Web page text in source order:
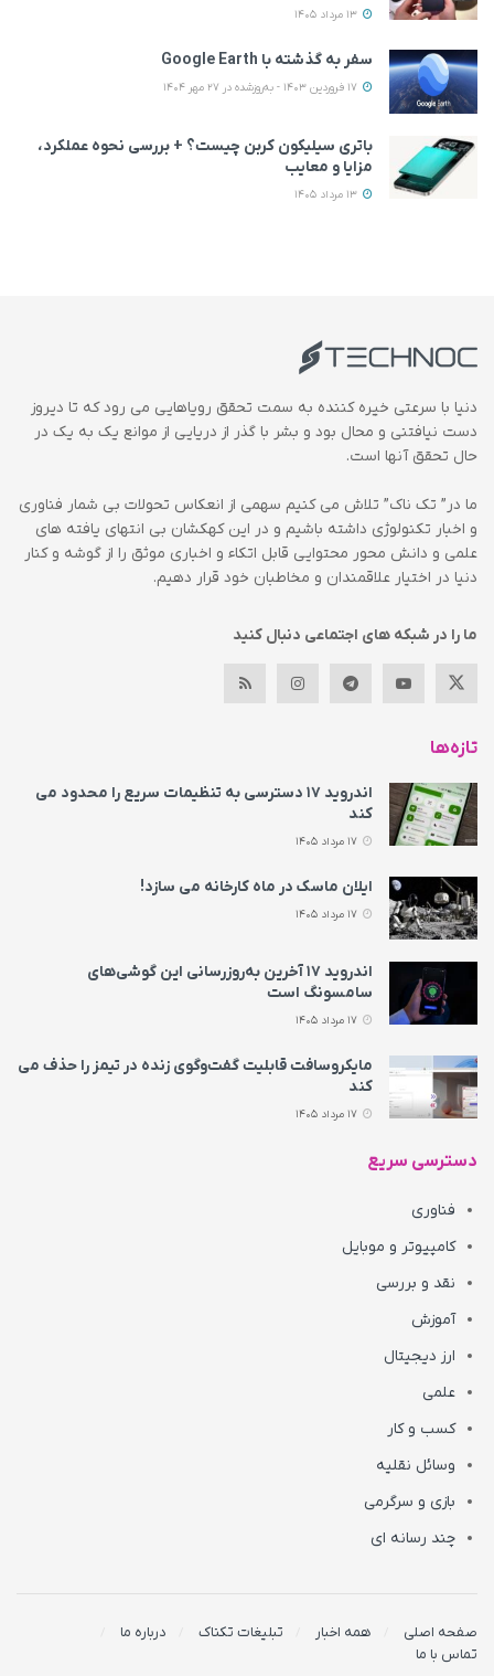
سفر به گذشته با Google Earth
باتری سیلیکون کربن چیست؟ + بررسی نحوه عملکرد،
مزایا و معایب
دنیا با سرعتی خیره کننده به سمت تحقق رویاهایی می رود که تا دیروز
دست نیافتنی و محال بود و بشر با گذر از دریایی از موانع یک به یک در
حال تحقق آنها است.
ما در” تک ناک” تلاش می کنیم سهمی از انعکاس تحولات بی شمار فناوری
و اخبار تکنولوژی داشته باشیم و در این کهکشان بی انتهای یافته های
علمی و دانش محور محتوایی قابل اتکاء و اخباری موثق را از گوشه و کنار
دنیا در اختیار علاقمندان و مخاطبان خود قرار دهیم.
ما را در شبکه های اجتماعی دنبال کنید
تازه‌ها
اندروید ۱۷ دسترسی به تنظیمات سریع را محدود می‌
کند
ایلان ماسک در ماه کارخانه می سازد!
اندروید ۱۷ آخرین به‌روزرسانی این گوشی‌های
سامسونگ است
مایکروسافت قابلیت گفت‌وگوی زنده در تیمز را حذف می‌
کند
دسترسی سریع
فناوری
کامپیوتر و موبایل
نقد و بررسی
آموزش
ارز دیجیتال
علمی
کسب و کار
وسائل نقلیه
بازی و سرگرمی
چند رسانه ای
صفحه اصلی همه اخبار تبلیغات تکناک
درباره ما
تماس با ما